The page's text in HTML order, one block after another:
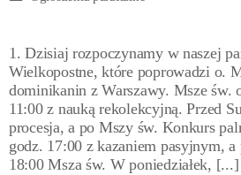
1. Dzisiaj rozpoczynamy w naszej
Wielkopostne, które poprowadzi o.
dominikanin z Warszawy. Msze św.
11:00 z nauką rekolekcyjną. Przed
procesja, a po Mszy św. Konkurs
godz. 17:00 z kazaniem pasyjnym,
18:00 Msza św. W poniedziałek, [...]